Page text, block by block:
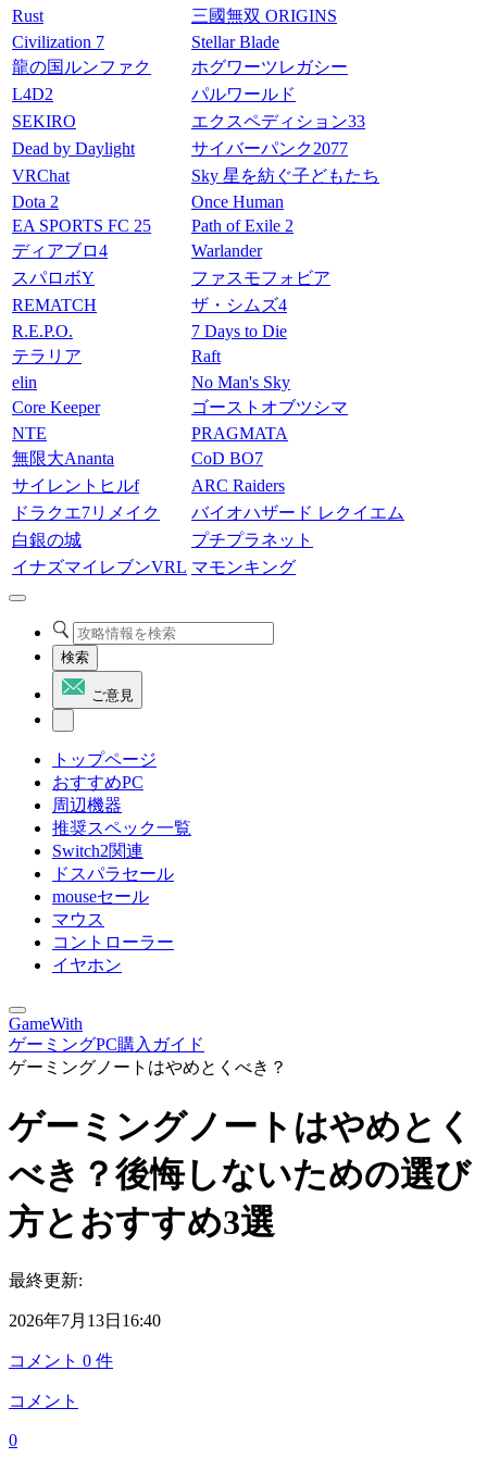
Rust
三國無双 ORIGINS
Civilization 7
Stellar Blade
龍の国ルンファク
ホグワーツレガシー
L4D2
パルワールド
SEKIRO
エクスペディション33
Dead by Daylight
サイバーパンク2077
VRChat
Sky 星を紡ぐ子どもたち
Dota 2
Once Human
EA SPORTS FC 25
Path of Exile 2
ディアブロ4
Warlander
スパロボY
ファスモフォビア
REMATCH
ザ・シムズ4
R.E.P.O.
7 Days to Die
テラリア
Raft
elin
No Man's Sky
Core Keeper
ゴーストオブツシマ
NTE
PRAGMATA
無限大Ananta
CoD BO7
サイレントヒルf
ARC Raiders
ドラクエ7リメイク
バイオハザード レクイエム
白銀の城
プチプラネット
イナズマイレブンVRL マモンキング
検索
ご意見
トップページ
おすすめPC
周辺機器
推奨スペック一覧
Switch2関連
ドスパラセール
mouseセール
マウス
コントローラー
イヤホン
GameWith
ゲーミングPC購入ガイド
ゲーミングノートはやめとくべき？
ゲーミングノートはやめとく
べき？後悔しないための選び
方とおすすめ3選
最終更新:
2026年7月13日16:40
コメント 0 件
コメント
0